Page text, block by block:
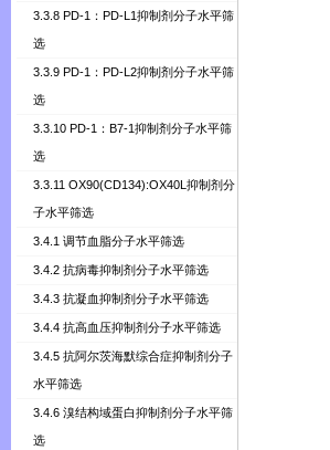
3.3.8 PD-1：PD-L1抑制剂分子水平筛
选
3.3.9 PD-1：PD-L2抑制剂分子水平筛
选
3.3.10 PD-1：B7-1抑制剂分子水平筛
选
3.3.11 OX90(CD134):OX40L抑制剂分
子水平筛选
3.4.1 调节血脂分子水平筛选
3.4.2 抗病毒抑制剂分子水平筛选
3.4.3 抗凝血抑制剂分子水平筛选
3.4.4 抗高血压抑制剂分子水平筛选
3.4.5 抗阿尔茨海默综合症抑制剂分子
水平筛选
3.4.6 溴结构域蛋白抑制剂分子水平筛
选